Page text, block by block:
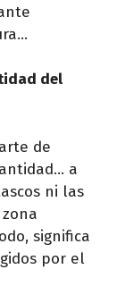
del
de
a
ni las
significa
por el